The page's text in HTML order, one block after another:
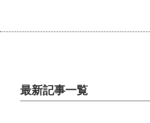
最新記事一覧